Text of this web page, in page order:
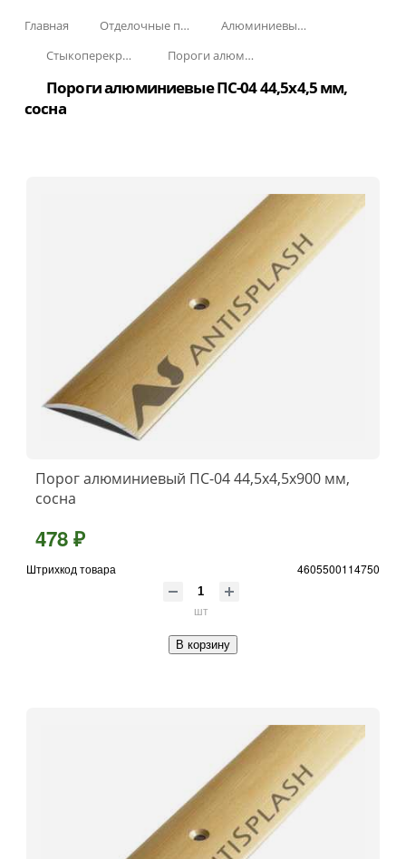
Главная Отделочные профили
Алюминиевые пороги
Стыкоперекрывающие алюминиевые пороги
Пороги алюминиевые ПС-04 44,5x4,5 мм (открытый крепеж)
Пороги алюминиевые ПС-04 44,5x4,5 мм,
сосна
Порог алюминиевый ПС-04 44,5x4,5x900 мм,
сосна
478 ₽
Штрихкод товара 4605500114750
шт
В корзину